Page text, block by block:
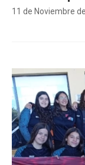
11 de Noviembre